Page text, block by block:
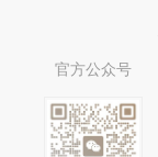
官方公众号